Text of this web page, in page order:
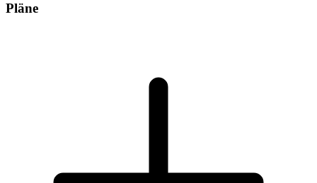
Pläne